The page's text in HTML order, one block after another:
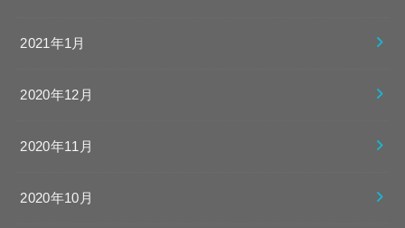
2021年1月
2020年12月
2020年11月
2020年10月